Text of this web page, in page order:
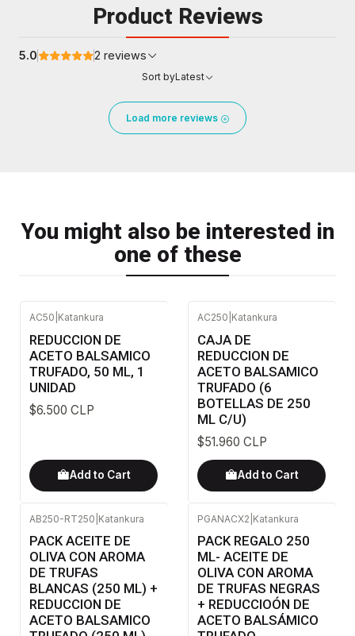
Product Reviews
5.0 2 reviews
Sort byLatest
Load more reviews
You might also be interested in
one of these
AC50 Katankura
REDUCCION DE
ACETO BALSAMICO
TRUFADO, 50 ML, 1
UNIDAD
$6.500 CLP
Add to Cart
AC250 Katankura
CAJA DE
REDUCCION DE
ACETO BALSAMICO
TRUFADO (6
BOTELLAS DE 250
ML C/U)
$51.960 CLP
Add to Cart
AB250-RT250 Katankura
PACK ACEITE DE
OLIVA CON AROMA
DE TRUFAS
BLANCAS (250 ML) +
REDUCCION DE
ACETO BALSAMICO
PGANACX2 Katankura
PACK REGALO 250
ML- ACEITE DE
OLIVA CON AROMA
DE TRUFAS NEGRAS
+ REDUCCIOÓN DE
ACETO BALSÁMICO